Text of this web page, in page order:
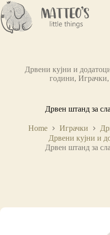
Дрвени кујни и
години, Играчки,
Дрвен штанд за
Home Играчки
Дрвени кујни и
Дрвен штанд за